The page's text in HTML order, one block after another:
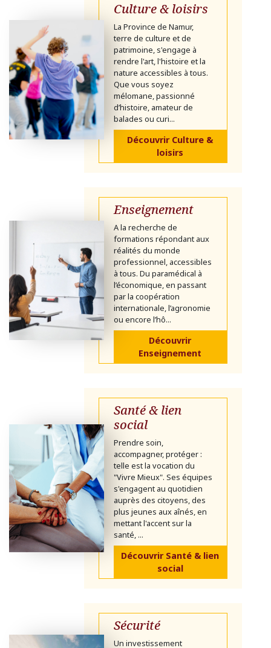
Culture & loisirs
La Province de Namur,
terre de culture et de
patrimoine, s'engage à
rendre l'art, l'histoire et la
nature accessibles à tous.
Que vous soyez
mélomane, passionné
d’histoire, amateur de
balades ou curi...
Découvrir Culture &
loisirs
Enseignement
A la recherche de
formations répondant aux
réalités du monde
professionnel, accessibles
à tous. Du paramédical à
l’économique, en passant
par la coopération
internationale, l’agronomie
ou encore l’hô...
Découvrir
Enseignement
Santé & lien
social
Prendre soin,
accompagner, protéger :
telle est la vocation du
"Vivre Mieux". Ses équipes
s'engagent au quotidien
auprès des citoyens, des
plus jeunes aux aînés, en
mettant l'accent sur la
santé, ...
Découvrir Santé & lien
social
Sécurité
Un investissement